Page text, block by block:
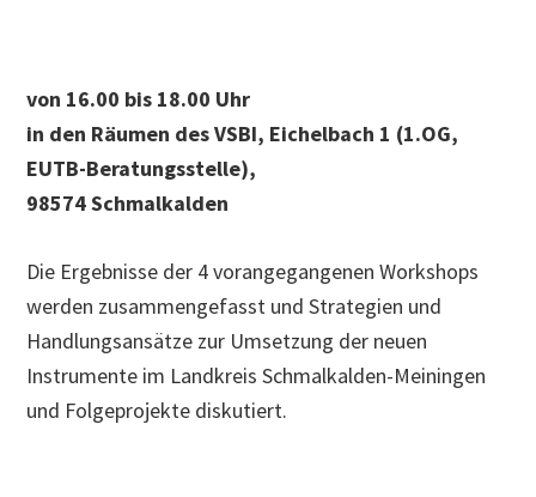
von 16.00 bis 18.00 Uhr
in den Räumen des VSBI, Eichelbach 1 (1.OG,
EUTB-Beratungsstelle),
98574 Schmalkalden
Die Ergebnisse der 4 vorangegangenen Workshops
werden zusammengefasst und Strategien und
Handlungsansätze zur Umsetzung der neuen
Instrumente im Landkreis Schmalkalden-Meiningen
und Folgeprojekte diskutiert.